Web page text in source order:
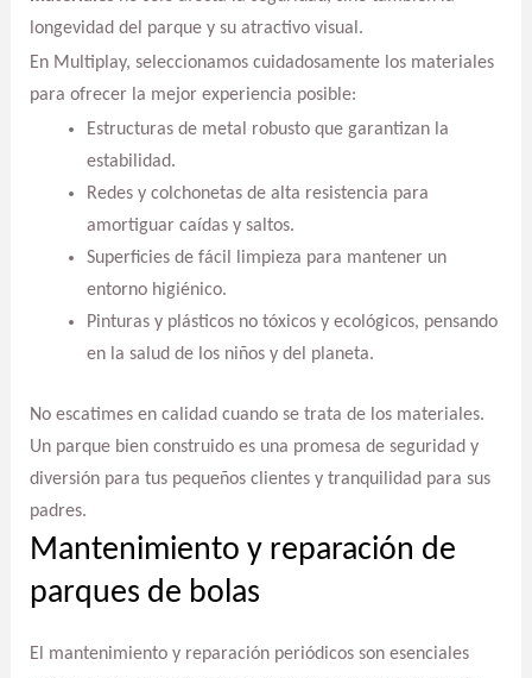
longevidad del parque y su atractivo visual.
En Multiplay, seleccionamos cuidadosamente los materiales
para ofrecer la mejor experiencia posible:
Estructuras de metal robusto que garantizan la
estabilidad.
Redes y colchonetas de alta resistencia para
amortiguar caídas y saltos.
Superficies de fácil limpieza para mantener un
entorno higiénico.
Pinturas y plásticos no tóxicos y ecológicos, pensando
en la salud de los niños y del planeta.
No escatimes en calidad cuando se trata de los materiales.
Un parque bien construido es una promesa de seguridad y
diversión para tus pequeños clientes y tranquilidad para sus
padres.
Mantenimiento y reparación de
parques de bolas
El mantenimiento y reparación periódicos son esenciales